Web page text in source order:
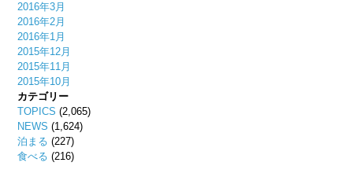
2016年3月
2016年2月
2016年1月
2015年12月
2015年11月
2015年10月
カテゴリー
TOPICS (2,065)
NEWS (1,624)
泊まる (227)
食べる (216)